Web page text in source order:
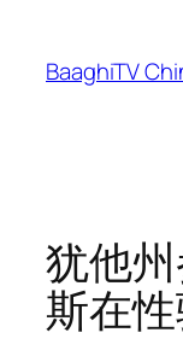
content
BaaghiTV
犹他
斯在